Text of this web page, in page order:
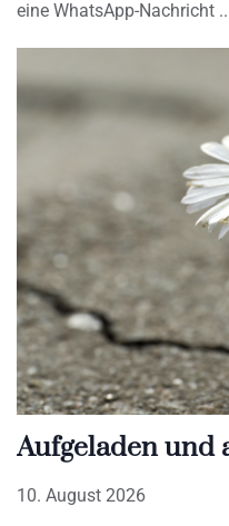
eine WhatsApp-Nachricht
Aufgeladen und
10. August 2026